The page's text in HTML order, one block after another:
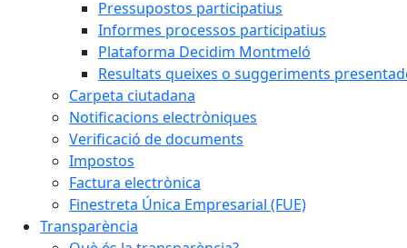
Pressupostos participatius
Informes processos participatius
Plataforma Decidim Montmeló
Resultats queixes o suggeriments
Carpeta ciutadana
Notificacions electròniques
Verificació de documents
Impostos
Factura electrònica
Finestreta Única Empresarial (FUE)
Transparència